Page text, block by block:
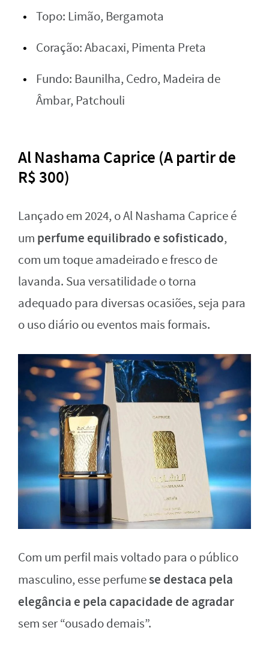
Topo: Limão, Bergamota
Coração: Abacaxi, Pimenta Preta
Fundo: Baunilha, Cedro, Madeira de
Âmbar, Patchouli
Al Nashama Caprice (A partir de
R$ 300)
Lançado em 2024, o Al Nashama Caprice é
um perfume equilibrado e sofisticado,
com um toque amadeirado e fresco de
lavanda. Sua versatilidade o torna
adequado para diversas ocasiões, seja para
o uso diário ou eventos mais formais.
Com um perfil mais voltado para o público
masculino, esse perfumese destaca pela
elegância e pela capacidade de agradar
sem ser “ousado demais”.